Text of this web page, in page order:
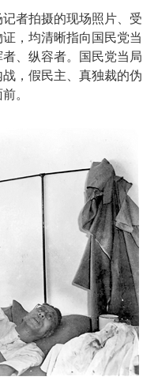
者拍摄的现场照片、受
，均清晰指向国民党当
、纵容者。国民党当局
，假民主、真独裁的伪
。